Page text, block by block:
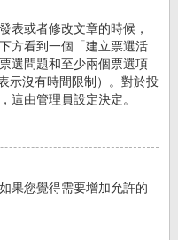
表或者修改文章的時候，
方看到一個「建立票選活
選問題和至少兩個票選項
示沒有時間限制）。對於投
這由管理員設定決定。
果您覺得需要增加允許的